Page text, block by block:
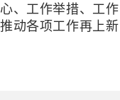
、工作举措、工作
动各项工作再上新